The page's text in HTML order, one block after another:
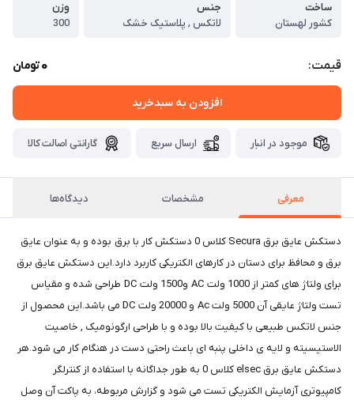
ساخت
کشور لهستان
جنس
لاتکس , پلاستیک خشک
وزن
300
قیمت: 0تومان
افزودن به سبدخرید
موجود در انبار ارسال سریع گارانتی اصالت کالا
معرفی مشخصات دیدگاه‌ها
دستکش عایق برق Secura کلاس 0 دستکش کار با برق بوده و به عنوان عایق
برق و محافظ برای دستان در کارهای الکتریکی کاربرد دارد.این دستکش عایق برق
برای ولتاژ های کمتر از 1000 ولت AC و1500 ولت DC طراحی شده و مقیاس
تست ولتاژ عایقی آن 5000 ولت Ac و 20000 ولت DC می باشد.این محصول از
جنس لاتکس طبیعی با کیفیت بالا بوده و با طراحی ارگونومیک , خاصیت
الاستیسیته و لایه ی داخلی پنبه ای باعث راحتی دست در هنگام کار می شود.هر
دستکش عایق برق elsec کلاس 0 به طور جداگانه با استفاده از کنترلگر
کامپیوتری آزمایش الکتریکی تست می شود و گزارش مربوطه، به پاکت آن وصل